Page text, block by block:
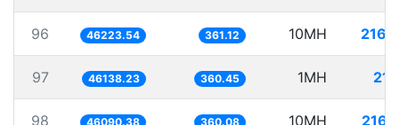
96 46223.54 361.12 10MH
97 46138.23 360.45 1MH
98 46090.38 360.08 10MH